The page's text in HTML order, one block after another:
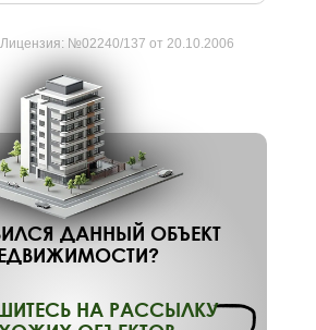
Лицензия: №02240/137 от 20.10.2006
ДАННЫЙ ОБЪЕКТ
НА РАССЫЛКУ